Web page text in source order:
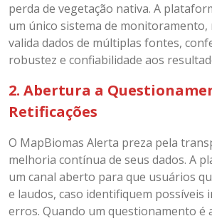
perda de vegetação nativa. A
um único sistema de monitoramento,
valida dados de múltiplas fontes,
robustez e confiabilidade aos
2. Abertura a
Retificações
O MapBiomas Alerta preza pela
melhoria contínua de seus dados. A
um canal aberto para que usuários
e laudos, caso identifiquem possíveis
erros. Quando um questionamento é